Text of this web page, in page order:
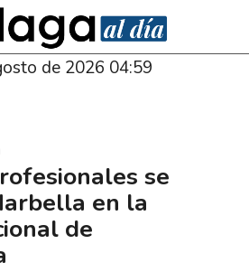
de 2026 04:59
se
en la
de